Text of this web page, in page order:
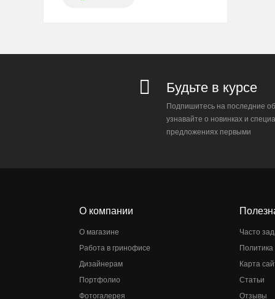
Будьте в курсе
Подпишитесь на последние
узнавайте о новинках и
предложениях первыми
О компании
О магазине
Работа в гринофисе
Дизайнерам
Портфолио
Фотогалерея
Часто
Карта
Статьи
Отзывы